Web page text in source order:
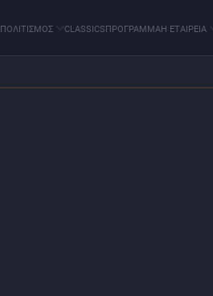
ΠΟΛΙΤΙΣΜΟΣ CLASSICSΠΡΟΓΡΑΜΜΑΗ ΕΤΑΙΡΕΙΑ